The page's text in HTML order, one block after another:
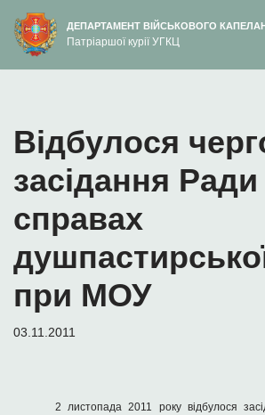
вмісту
Перейти
до
ДЕПАРТАМЕНТ ВІЙСЬКОВОГО
Патріаршої курії УГКЦ
Відбулося
засідання Ради
справах
при МОУ
03.11.2011
2 листопада 2011 року відбулося